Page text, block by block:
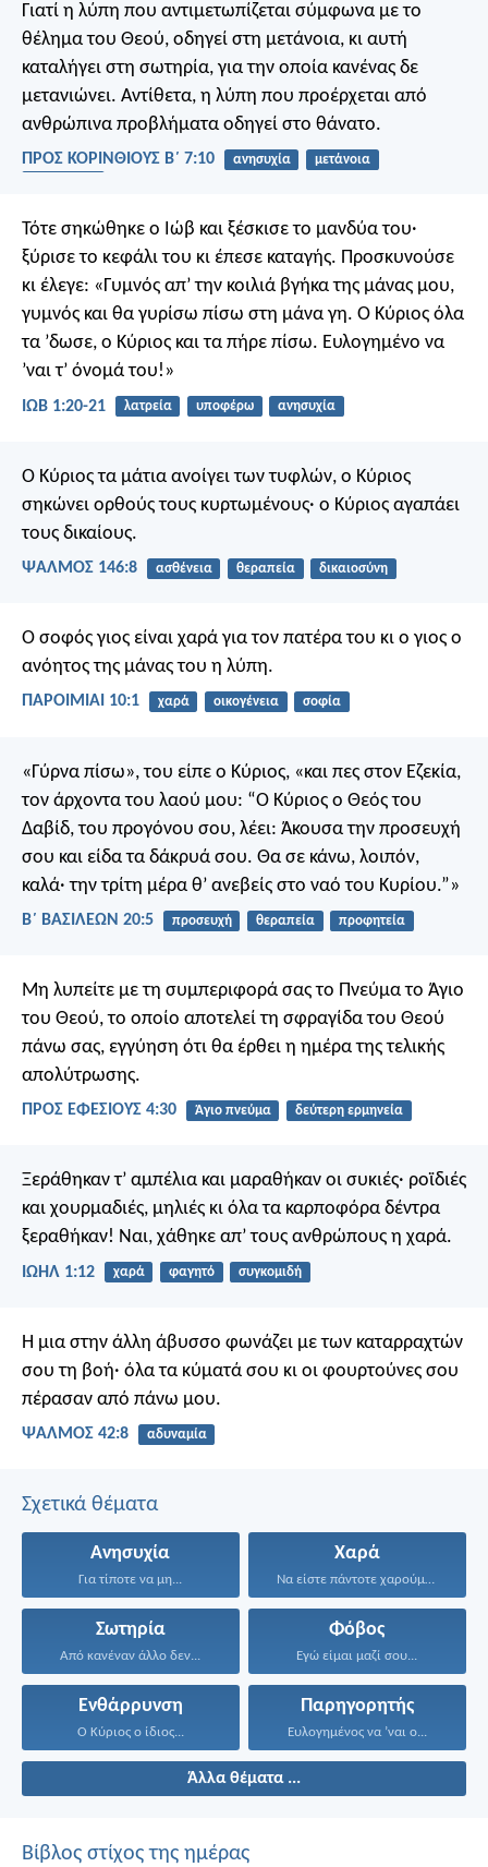
Γιατί η λύπη που αντιμετωπίζεται σύμφωνα με το
θέλημα του Θεού, οδηγεί στη μετάνοια, κι αυτή
καταλήγει στη σωτηρία, για την οποία κανένας δε
μετανιώνει. Αντίθετα, η λύπη που προέρχεται από
ανθρώπινα προβλήματα οδηγεί στο θάνατο.
ΠΡΟΣ ΚΟΡΙΝΘΙΟΥΣ Β΄ 7:10 ανησυχία
μετάνοια
Τότε σηκώθηκε ο Ιώβ και ξέσκισε το μανδύα του·
ξύρισε το κεφάλι του κι έπεσε καταγής. Προσκυνούσε
κι έλεγε: «Γυμνός απ’ την κοιλιά βγήκα της μάνας μου,
γυμνός και θα γυρίσω πίσω στη μάνα γη. Ο Κύριος όλα
τα ’δωσε, ο Κύριος και τα πήρε πίσω. Ευλογημένο να
’ναι τ’ όνομά του!»
ΙΩΒ 1:20-21 λατρεία υποφέρω ανησυχία
Ο Κύριος τα μάτια ανοίγει των τυφλών, ο Κύριος
σηκώνει ορθούς τους κυρτωμένους· ο Κύριος αγαπάει
τους δικαίους.
ΨΑΛΜΌΣ 146:8 ασθένεια θεραπεία δικαιοσύνη
Ο σοφός γιος είναι χαρά για τον πατέρα του κι ο γιος ο
ανόητος της μάνας του η λύπη.
ΠΑΡΟΙΜΙΑΙ 10:1 χαρά οικογένεια σοφία
«Γύρνα πίσω», του είπε ο Κύριος, «και πες στον Εζεκία,
τον άρχοντα του λαού μου: “Ο Κύριος ο Θεός του
Δαβίδ, του προγόνου σου, λέει: Άκουσα την προσευχή
σου και είδα τα δάκρυά σου. Θα σε κάνω, λοιπόν,
καλά· την τρίτη μέρα θ’ ανεβείς στο ναό του Κυρίου.”»
Β΄ ΒΑΣΙΛΕΩΝ 20:5 προσευχή θεραπεία προφητεία
Μη λυπείτε με τη συμπεριφορά σας το Πνεύμα το Άγιο
του Θεού, το οποίο αποτελεί τη σφραγίδα του Θεού
πάνω σας, εγγύηση ότι θα έρθει η ημέρα της τελικής
απολύτρωσης.
ΠΡΟΣ ΕΦΕΣΙΟΥΣ 4:30 Άγιο πνεύμα δεύτερη ερμηνεία
Ξεράθηκαν τ’ αμπέλια και μαραθήκαν οι συκιές· ροϊδιές
και χουρμαδιές, μηλιές κι όλα τα καρποφόρα δέντρα
ξεραθήκαν! Ναι, χάθηκε απ’ τους ανθρώπους η χαρά.
ΙΩΗΛ 1:12 χαρά φαγητό συγκομιδή
Η μια στην άλλη άβυσσο φωνάζει με των καταρραχτών
σου τη βοή· όλα τα κύματά σου κι οι φουρτούνες σου
πέρασαν από πάνω μου.
ΨΑΛΜΌΣ 42:8 αδυναμία
Σχετικά θέματα
Ανησυχία
Για τίποτε να μη...
Χαρά
Να είστε πάντοτε χαρούμενοι...
Σωτηρία
Από κανέναν άλλο δεν...
Φόβος
Εγώ είμαι μαζί σου...
Ενθάρρυνση
Ο Κύριος ο ίδιος...
Παρηγορητής
Ευλογημένος να ’ναι ο...
Άλλα θέματα ...
Βίβλος στίχος της ημέρας